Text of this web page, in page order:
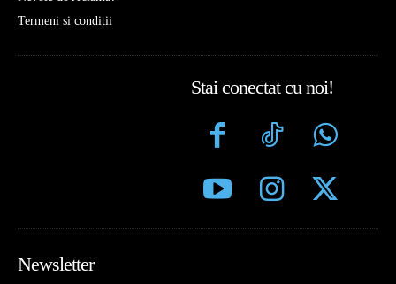
Termeni si conditii
Stai conectat cu noi!
Newsletter